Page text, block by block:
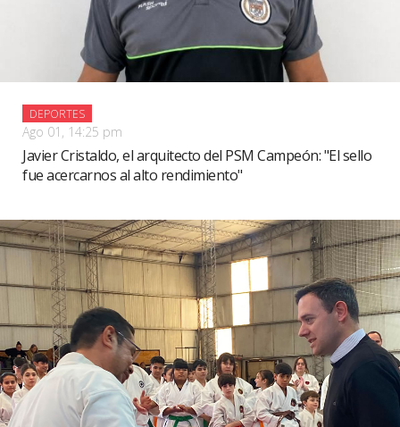
DEPORTES
Ago 01, 14:25 pm
Javier Cristaldo, el arquitecto del PSM Campeón: "El sello
fue acercarnos al alto rendimiento"